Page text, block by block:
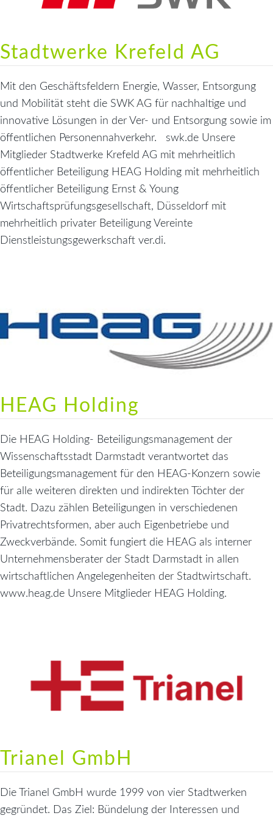
Stadtwerke Krefeld AG
Mit den Geschäftsfeldern Energie, Wasser, Entsorgung
und Mobilität steht die SWK AG für nachhaltige und
innovative Lösungen in der Ver- und Entsorgung sowie im
öffentlichen Personennahverkehr. swk.de Unsere
Mitglieder Stadtwerke Krefeld AG mit mehrheitlich
öffentlicher Beteiligung HEAG Holding mit mehrheitlich
öffentlicher Beteiligung Ernst & Young
Wirtschaftsprüfungsgesellschaft, Düsseldorf mit
mehrheitlich privater Beteiligung Vereinte
Dienstleistungsgewerkschaft ver.di.
HEAG Holding
Die HEAG Holding- Beteiligungsmanagement der
Wissenschaftsstadt Darmstadt verantwortet das
Beteiligungsmanagement für den HEAG-Konzern sowie
für alle weiteren direkten und indirekten Töchter der
Stadt. Dazu zählen Beteiligungen in verschiedenen
Privatrechtsformen, aber auch Eigenbetriebe und
Zweckverbände. Somit fungiert die HEAG als interner
Unternehmensberater der Stadt Darmstadt in allen
wirtschaftlichen Angelegenheiten der Stadtwirtschaft.
www.heag.de Unsere Mitglieder HEAG Holding.
Trianel GmbH
Die Trianel GmbH wurde 1999 von vier Stadtwerken
gegründet. Das Ziel: Bündelung der Interessen und